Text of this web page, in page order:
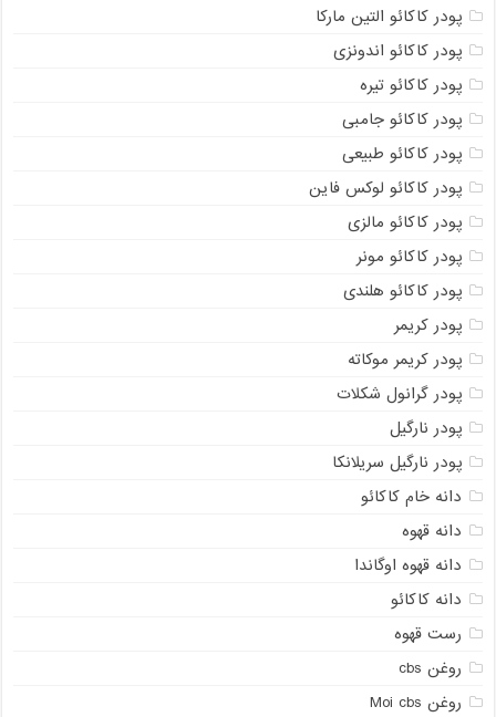
پودر کاکائو التین مارکا
پودر کاکائو اندونزی
پودر کاکائو تیره
پودر کاکائو جامبی
پودر کاکائو طبیعی
پودر کاکائو لوکس فاین
پودر کاکائو مالزی
پودر کاکائو مونر
پودر کاکائو هلندی
پودر کریمر
پودر کریمر موکاته
پودر گرانول شکلات
پودر نارگیل
پودر نارگیل سریلانکا
دانه خام کاکائو
دانه قهوه
دانه قهوه اوگاندا
دانه کاکائو
رست قهوه
روغن cbs
روغن Moi cbs